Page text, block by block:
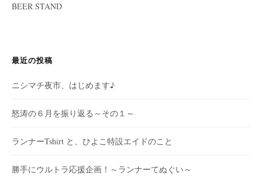
BEER STAND
最近の投稿
ニシマチ夜市、はじめます♪
怒涛の６月を振り返る～その１～
ランナーTshirt と、ひよこ特設エイドのこと
勝手にウルトラ応援企画！～ランナーてぬぐい～